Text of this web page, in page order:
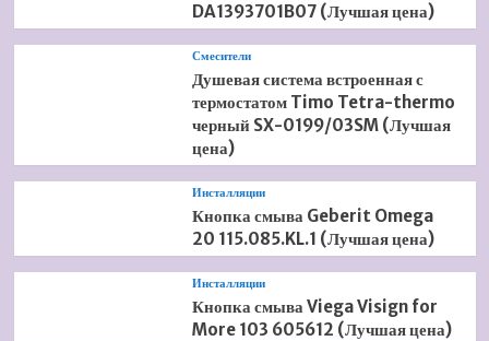
DA1393701B07 (Лучшая цена)
Смесители
Душевая система встроенная с
термостатом Timo Tetra-thermo
черный SX-0199/03SM (Лучшая
цена)
Инсталляции
Кнопка смыва Geberit Omega
20 115.085.KL.1 (Лучшая цена)
Инсталляции
Кнопка смыва Viega Visign for
More 103 605612 (Лучшая цена)